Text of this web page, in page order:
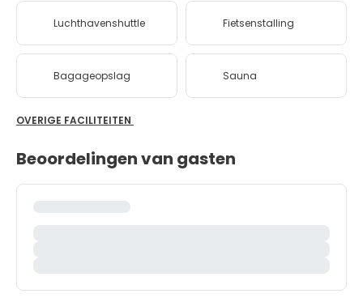
Luchthavenshuttle Fietsenstalling
Bagageopslag Sauna
OVERIGE FACILITEITEN
Beoordelingen van gasten